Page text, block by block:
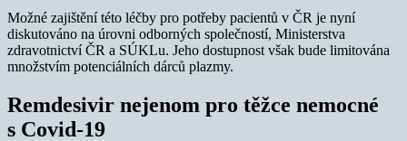
Možné zajištění této léčby pro potřeby pacientů v ČR je nyní
diskutováno na úrovni odborných společností, Ministerstva
zdravotnictví ČR a SÚKLu. Jeho dostupnost však bude limitována
množstvím potenciálních dárců plazmy.
Remdesivir nejenom pro těžce nemocné
s Covid-19